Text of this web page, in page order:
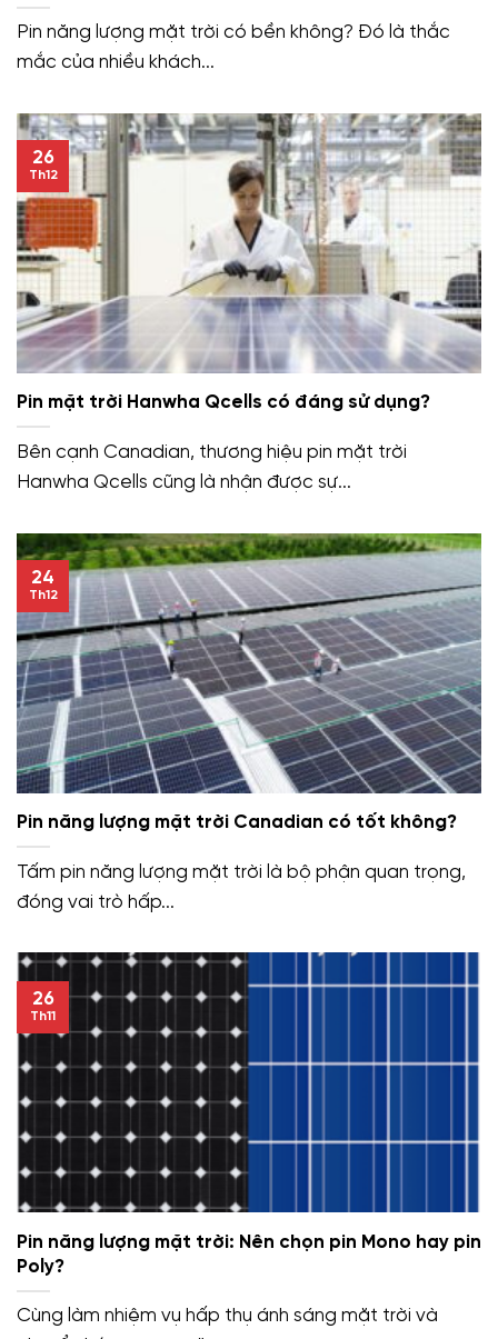
Pin năng lượng mặt trời có bền không? Đó là thắc
mắc của nhiều khách...
Pin mặt trời Hanwha Qcells có đáng sử dụng?
Bên cạnh Canadian, thương hiệu pin mặt trời
Hanwha Qcells cũng là nhận được sự...
26
Th12
Pin năng lượng mặt trời Canadian có tốt không?
Tấm pin năng lượng mặt trời là bộ phận quan trọng,
đóng vai trò hấp...
24
Th12
Pin năng lượng mặt trời: Nên chọn pin Mono hay pin
Poly?
Cùng làm nhiệm vụ hấp thụ ánh sáng mặt trời và
26
Th11